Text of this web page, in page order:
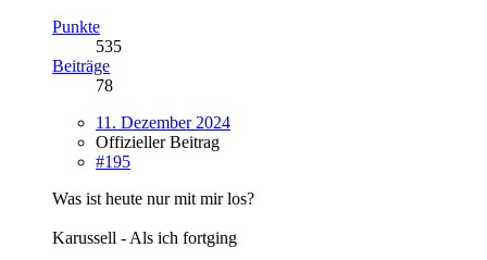
Punkte
535
Beiträge
78
11. Dezember 2024
Offizieller Beitrag
#195
Was ist heute nur mit mir los?
Karussell - Als ich fortging